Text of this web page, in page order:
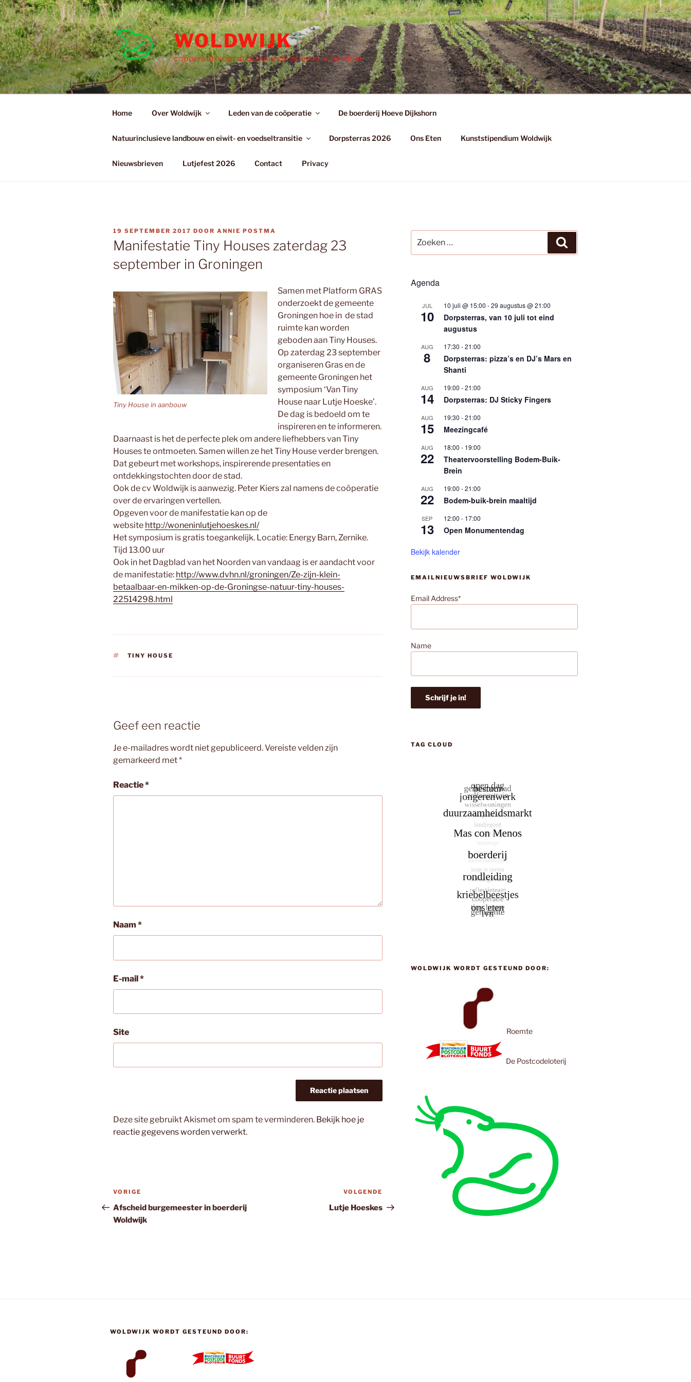
Ga
naar
de
inhoud
WOLDWIJK
coöperatie voor duurzame initiatieven in Ten Boer
Home Over Woldwijk Leden van de coöperatie De boerderij Hoeve Dijkshorn
Natuurinclusieve landbouw en eiwit- en voedseltransitie Dorpsterras 2026 Ons Eten Kunststipendium Woldwijk
Nieuwsbrieven Lutjefest 2026 Contact Privacy
GEPLAATST
OP
19 SEPTEMBER 2017 DOOR ANNIE POSTMA
Manifestatie Tiny Houses zaterdag 23
september in Groningen
Tiny House in aanbouw
Samen met Platform GRAS
onderzoekt de gemeente
Groningen hoe in de stad
ruimte kan worden
geboden aan Tiny Houses.
Op zaterdag 23 september
organiseren Gras en de
gemeente Groningen het
symposium ‘Van Tiny
House naar Lutje Hoeske’.
De dag is bedoeld om te
inspireren en te informeren.
Daarnaast is het de perfecte plek om andere liefhebbers van Tiny
Houses te ontmoeten. Samen willen ze het Tiny House verder brengen.
Dat gebeurt met workshops, inspirerende presentaties en
ontdekkingstochten door de stad.
Ook de cv Woldwijk is aanwezig. Peter Kiers zal namens de coöperatie
over de ervaringen vertellen.
Opgeven voor de manifestatie kan op de
website http://woneninlutjehoeskes.nl/
Het symposium is gratis toegankelijk. Locatie: Energy Barn, Zernike.
Tijd 13.00 uur
Ook in het Dagblad van het Noorden van vandaag is er aandacht voor
de manifestatie: http://www.dvhn.nl/groningen/Ze-zijn-klein-
betaalbaar-en-mikken-op-de-Groningse-natuur-tiny-houses-
22514298.html
TAGS
TINY HOUSE
Geef een reactie
Je e-mailadres wordt niet gepubliceerd.Vereiste velden zijn
gemarkeerd met*
Reactie*
Naam *
E-mail*
Site
Deze site gebruikt Akismet om spam te verminderen. Bekijk hoe je
reactie gegevens worden verwerkt.
Bericht
navigatie
Vorig
bericht
VORIGE
Afscheid burgemeester in boerderij
Woldwijk
bericht
VOLGENDE
Lutje Hoeskes
naar:
Agenda
JUL
10
10 juli @ 15:00 -29 augustus @ 21:00
Dorpsterras, van 10 juli tot eind
augustus
AUG
8
17:30 -21:00
Dorpsterras: pizza’s en DJ’s Mars en
Shanti
AUG
14
19:00 -21:00
Dorpsterras: DJ Sticky Fingers
AUG
15
19:30 -21:00
Meezingcafé
AUG
22
18:00 - 19:00
Theatervoorstelling Bodem-Buik-
Brein
AUG
22
19:00 -21:00
Bodem-buik-brein maaltijd
SEP
13
12:00 - 17:00
Open Monumentendag
Bekijk kalender
EMAILNIEUWSBRIEF WOLDWIJK
Email Address*
Name
TAG CLOUD
WOLDWIJK WORDT GESTEUND DOOR:
Roemte
De Postcodeloterij
WOLDWIJK WORDT GESTEUND DOOR: